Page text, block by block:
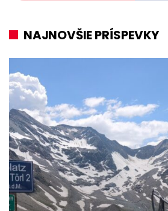
NAJNOVŠIE PRÍSPEVKY